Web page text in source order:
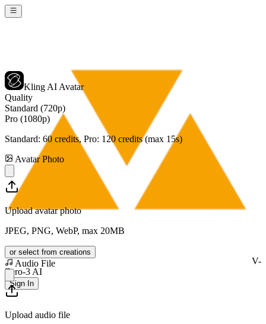
V-
Zero-3 AI
Sign In
Kling AI Avatar
Quality
Standard (720p)
Pro (1080p)
Standard: 60 credits, Pro: 120 credits (max 15s)
Avatar Photo
Upload avatar photo
JPEG, PNG, WebP, max 20MB
or select from creations
Audio File
Upload audio file